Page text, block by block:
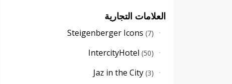
العلامات التجارية
Steigenberger Icons (7)
IntercityHotel (50)
Jaz in the City (3)